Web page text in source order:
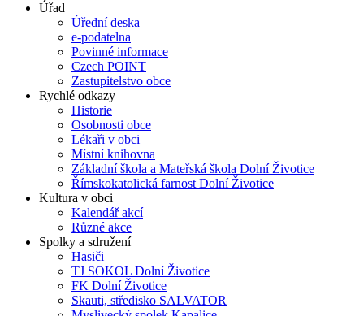
Úřad
Úřední deska
e-podatelna
Povinné informace
Czech POINT
Zastupitelstvo obce
Rychlé odkazy
Historie
Osobnosti obce
Lékaři v obci
Místní knihovna
Základní škola a Mateřská škola Dolní Životice
Římskokatolická farnost Dolní Životice
Kultura v obci
Kalendář akcí
Různé akce
Spolky a sdružení
Hasiči
TJ SOKOL Dolní Životice
FK Dolní Životice
Skauti, středisko SALVATOR